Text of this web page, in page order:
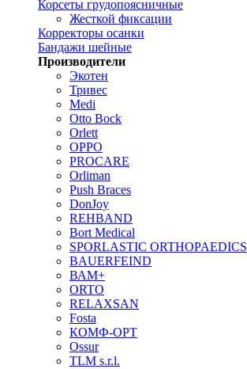
Корсеты грудопоясничные
Жесткой фиксации
Корректоры осанки
Бандажи шейные
Производители
Экотен
Тривес
Medi
Otto Bock
Orlett
OPPO
PROCARE
Orliman
Push Braces
DonJoy
REHBAND
Bort Medical
SPORLASTIC ORTHOPAEDICS
BAUERFEIND
ВАМ+
ORTO
RELAXSAN
Fosta
КОМФ-ОРТ
Ossur
TLM s.r.l.